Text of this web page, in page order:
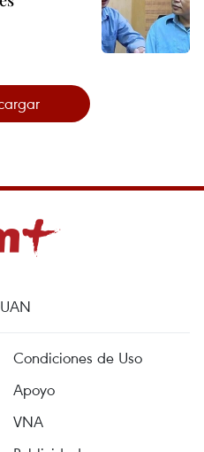
Condiciones de Uso
Apoyo
VNA